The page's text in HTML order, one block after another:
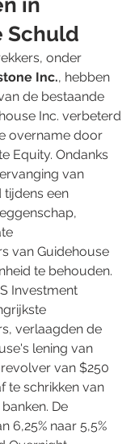
in
Schuld
onder
Inc., hebben
de bestaande
Inc. verbeterd
overname door
Equity. Ondanks
van
tijdens een
van Guidehouse
te behouden.
Investment
verlaagden de
lening van
van $250
te schrikken van
De
6,25% naar 5,5%